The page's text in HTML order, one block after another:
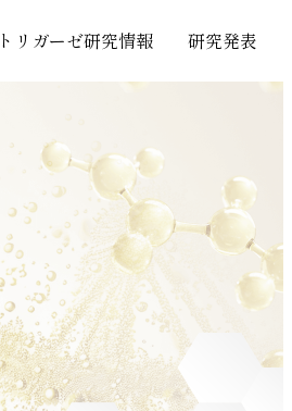
ト リ ガーゼ研究情報 研究発表